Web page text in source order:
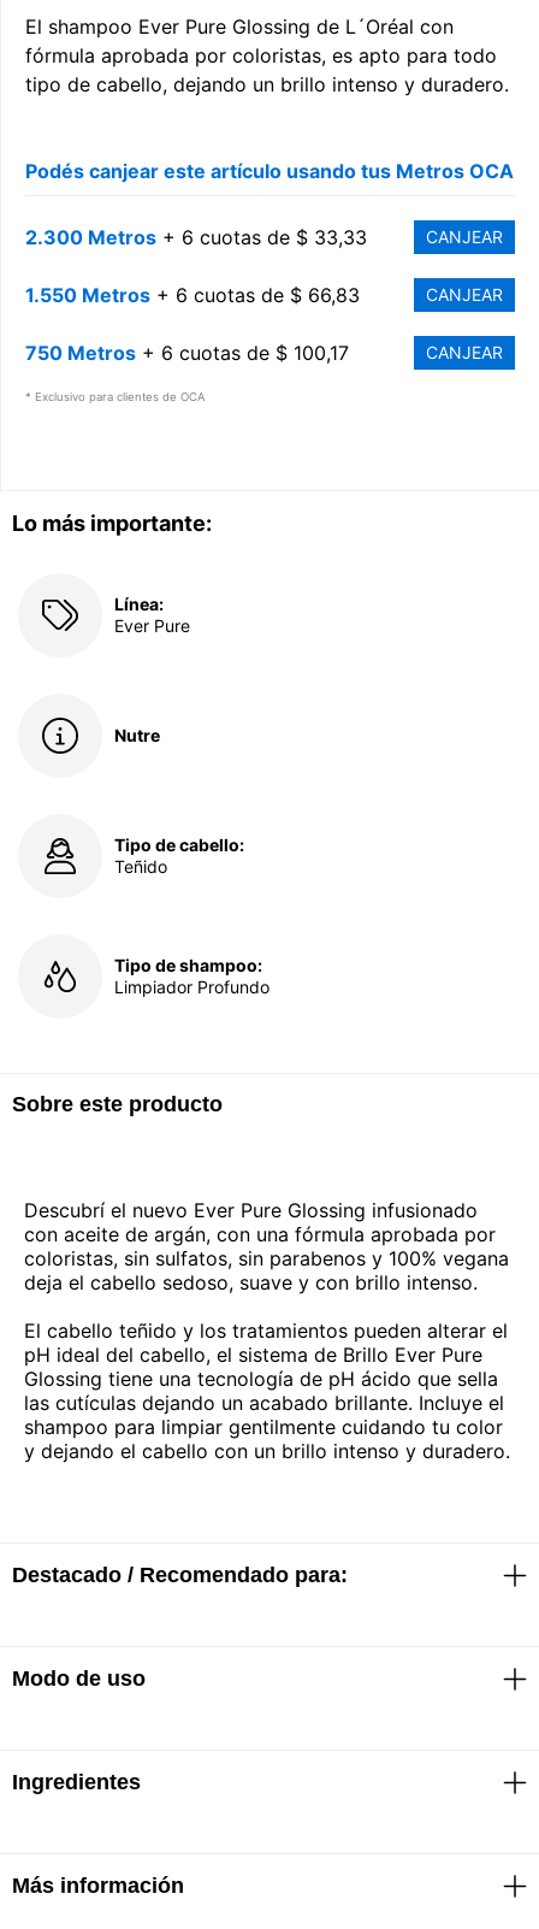
Lo más importante:
Línea:
Ever Pure
Nutre
Tipo de cabello:
Teñido
Tipo de shampoo:
Limpiador Profundo
Sobre este producto
Descubrí el nuevo Ever Pure Glossing infusionado
con aceite de argán, con una fórmula aprobada por
coloristas, sin sulfatos, sin parabenos y 100% vegana
deja el cabello sedoso, suave y con brillo intenso.
El cabello teñido y los tratamientos pueden alterar el
pH ideal del cabello, el sistema de Brillo Ever Pure
Glossing tiene una tecnología de pH ácido que sella
las cutículas dejando un acabado brillante. Incluye el
shampoo para limpiar gentilmente cuidando tu color
y dejando el cabello con un brillo intenso y duradero.
Destacado / Recomendado para:
· Sella las cutículas dejando un acabado brillante
· Sin parabenos
Modo de uso
Uso diario
Ingredientes
Water, Sodium C14-16 Olefin Sulfonate, Cocamide
Más información
El shampoo Ever Pure Glossing de L´Oréal con
fórmula aprobada por coloristas, es apto para todo
tipo de cabello, dejando un brillo intenso y duradero.
Podés canjear este artículo usando tus Metros OCA
2.300 Metros + 6 cuotas de $ 33,33 CANJEAR
1.550 Metros + 6 cuotas de $ 66,83 CANJEAR
750 Metros + 6 cuotas de $ 100,17 CANJEAR
* Exclusivo para clientes de OCA